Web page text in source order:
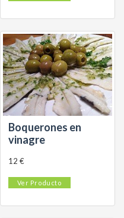
Boquerones en
vinagre
12 €
Ver Producto